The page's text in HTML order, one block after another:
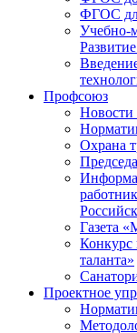
ФГОС
Учебно-
Профсоюз
Охрана
Газета
Конкурс
таланта»
Проектное